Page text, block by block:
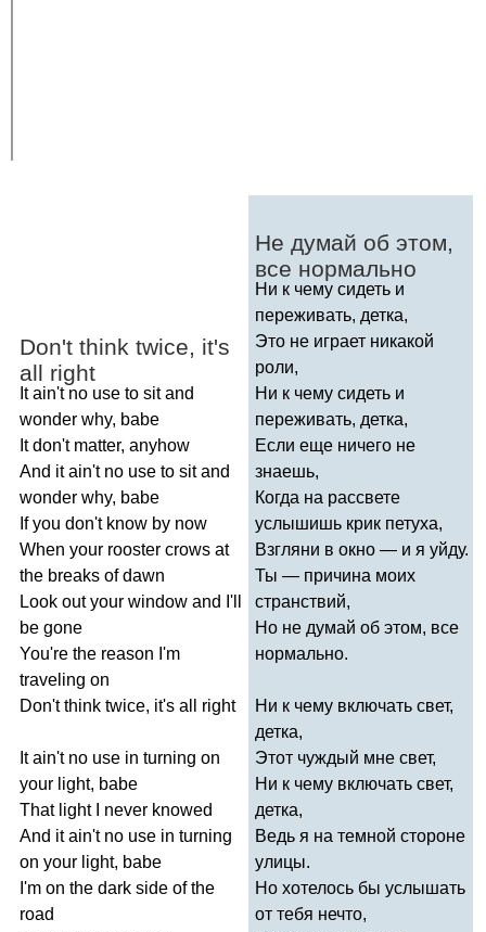
Don't think twice, it's
all right
It ain't no use to sit and
wonder why, babe
It don't matter, anyhow
And it ain't no use to sit and
wonder why, babe
If you don't know by now
When your rooster crows at
the breaks of dawn
Look out your window and I'll
be gone
You're the reason I'm
traveling on
Don't think twice, it's all right
It ain't no use in turning on
your light, babe
That light never knowed
And it ain't no use in turning
on your light, babe
I'm on the dark side of the
road
Не думай об этом,
все нормально
Ни к чему сидеть и
переживать, детка,
Это не играет никакой
роли,
Ни к чему сидеть и
переживать, детка,
Если еще ничего не
знаешь,
Когда на рассвете
услышишь крик петуха,
Взгляни в окно — и я уйду.
Ты — причина моих
странствий,
Но не думай об этом, все
нормально.
Ни к чему включать свет,
детка,
Этот чуждый мне свет,
Ни к чему включать свет,
детка,
Ведь я на темной стороне
улицы.
Но хотелось бы услышать
от тебя нечто,